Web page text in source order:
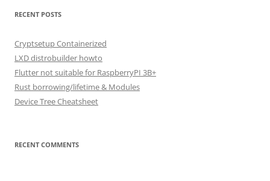
RECENT POSTS
Cryptsetup Containerized
LXD distrobuilder howto
Flutter not suitable for RaspberryPI 3B+
Rust borrowing/lifetime & Modules
Device Tree Cheatsheet
RECENT COMMENTS